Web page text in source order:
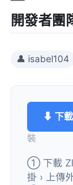
開發者團
👤 isabel104
⬇ 下載
裝
① 下載
掛 › 上傳